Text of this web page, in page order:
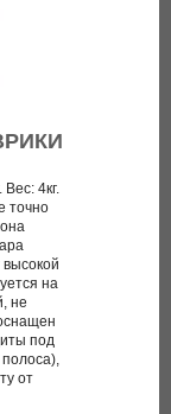
4кг.
точно
на
не
под
от